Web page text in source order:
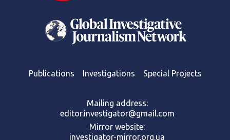
Publications Investigations Special Projects
Mailing address:
editor.investigator@gmail.com
Mirror website:
investigator-mirror.org.ua